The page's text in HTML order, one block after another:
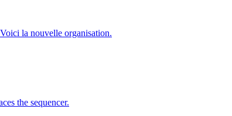
la nouvelle organisation.
the sequencer.